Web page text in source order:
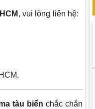
, vui lòng liên hệ:
tàu biển chắc chắn